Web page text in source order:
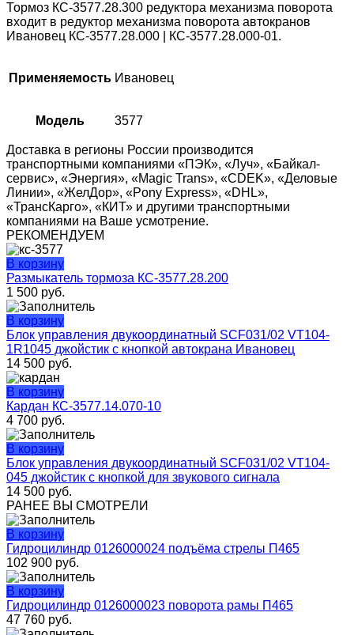
Тормоз КС-3577.28.300 редуктора механизма поворота
входит в редуктор механизма поворота автокранов
Ивановец КС-3577.28.000 | КС-3577.28.000-01.
Применяемость Ивановец
Модель 3577
Доставка в регионы России производится
транспортными компаниями «ПЭК», «Луч», «Байкал-
сервис», «Энергия», «Magic Trans», «CDEK», «Деловые
Линии», «ЖелДор», «Pony Express», «DHL»,
«ТрансКарго», «КИТ» и другими транспортными
компаниями на Ваше усмотрение.
РЕКОМЕНДУЕМ
В корзину
Размыкатель тормоза КС-3577.28.200
1 500 руб.
В корзину
Блок управления двукоординатный SCF031/02 VT104-
1R1045 джойстик с кнопкой автокрана Ивановец
14 500 руб.
В корзину
Кардан КС-3577.14.070-10
4 700 руб.
В корзину
Блок управления двукоординатный SCF031/02 VT104-
045 джойстик с кнопкой для звукового сигнала
14 500 руб.
РАНЕЕ ВЫ СМОТРЕЛИ
В корзину
Гидроцилиндр 0126000024 подъёма стрелы П465
102 900 руб.
В корзину
Гидроцилиндр 0126000023 поворота рамы П465
47 760 руб.